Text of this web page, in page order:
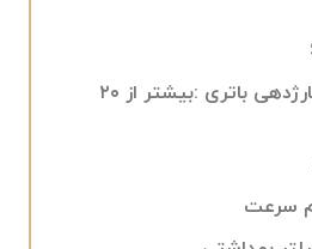
محدوده میزان شارژدهی باتری :بیشتر از ۲۰
سرعت